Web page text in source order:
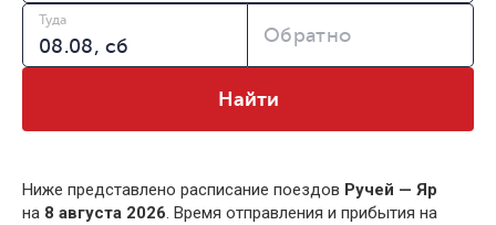
Туда
Обратно
Найти
Ниже представлено расписание поездов Ручей — Яр
на 8 августа 2026. Время отправления и прибытия на